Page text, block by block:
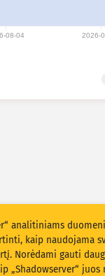
08-04 2026-
analitiniams
kaip naudojama
Norėdami gauti
„Shadowserver“ juos